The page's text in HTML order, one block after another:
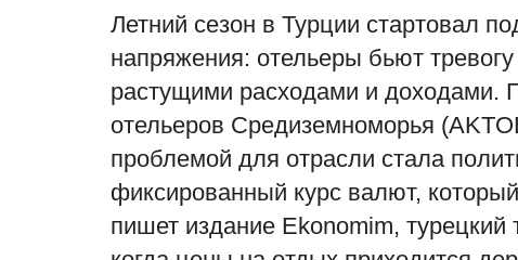
Летний сезон в Турции стартовал
напряжения: отельеры бьют
растущими расходами и доходами.
отельеров Средиземноморья
проблемой для отрасли стала
фиксированный курс валют,
пишет издание Ekonomim, турецкий